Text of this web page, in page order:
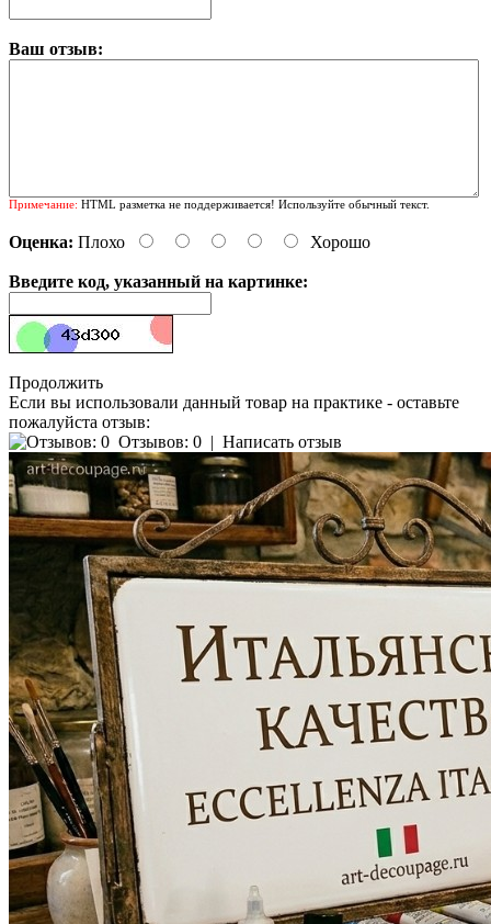
Ваш отзыв:
Примечание: HTML разметка не поддерживается! Используйте обычный текст.
Оценка: Плохо Хорошо
Введите код, указанный на картинке:
Продолжить
Если вы использовали данный товар на практике - оставьте
пожалуйста отзыв:
Отзывов: 0 | Написать отзыв